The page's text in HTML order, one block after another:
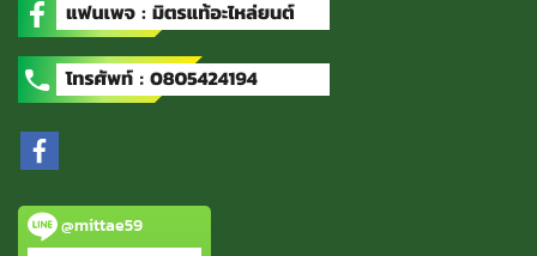
@mittae59